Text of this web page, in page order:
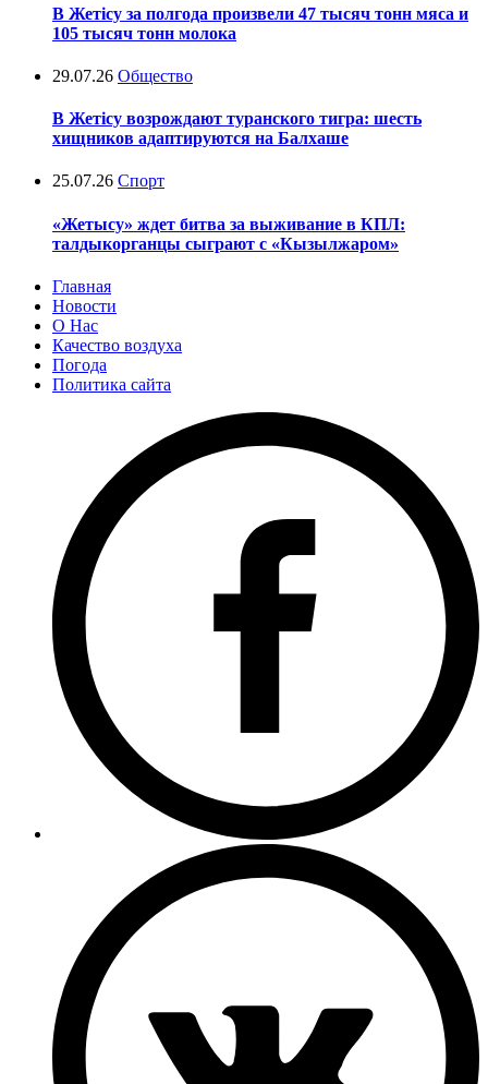
В Жетісу за полгода произвели 47 тысяч тонн мяса и
105 тысяч тонн молока
29.07.26 Общество
В Жетісу возрождают туранского тигра: шесть
хищников адаптируются на Балхаше
25.07.26 Спорт
«Жетысу» ждет битва за выживание в КПЛ:
талдыкорганцы сыграют с «Кызылжаром»
Главная
Новости
О Нас
Качество воздуха
Погода
Политика сайта